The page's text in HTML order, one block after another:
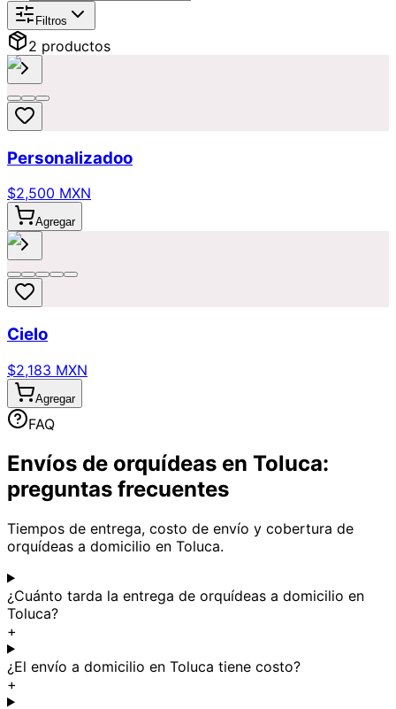
Filtros
2 productos
Personalizadoo
$2,500 MXN
Agregar
Cielo
$2,183 MXN
Agregar
FAQ
Envíos de orquídeas en Toluca:
preguntas frecuentes
Tiempos de entrega, costo de envío y cobertura de
orquídeas a domicilio en Toluca.
¿Cuánto tarda la entrega de orquídeas a domicilio en
Toluca?
+
¿El envío a domicilio en Toluca tiene costo?
+